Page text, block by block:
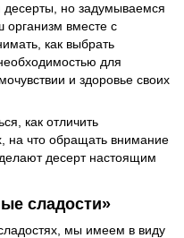
но задумываемся
вместе с
как выбрать
для
и здоровье своих
как отличить
на что обращать внимание
десерт настоящим
сладости»
мы имеем в виду